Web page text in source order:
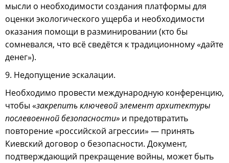
мысли о необходимости создания платформы для
оценки экологического ущерба и необходимости
оказания помощи в разминировании (кто бы
сомневался, что всё сведётся к традиционному «дайте
денег»).
9. Недопущение эскалации.
Необходимо провести международную конференцию,
чтобы «закрепить ключевой элемент архитектуры
послевоенной безопасности» и предотвратить
повторение «российской агрессии» — принять
Киевский договор о безопасности. Документ,
подтверждающий прекращение войны, может быть